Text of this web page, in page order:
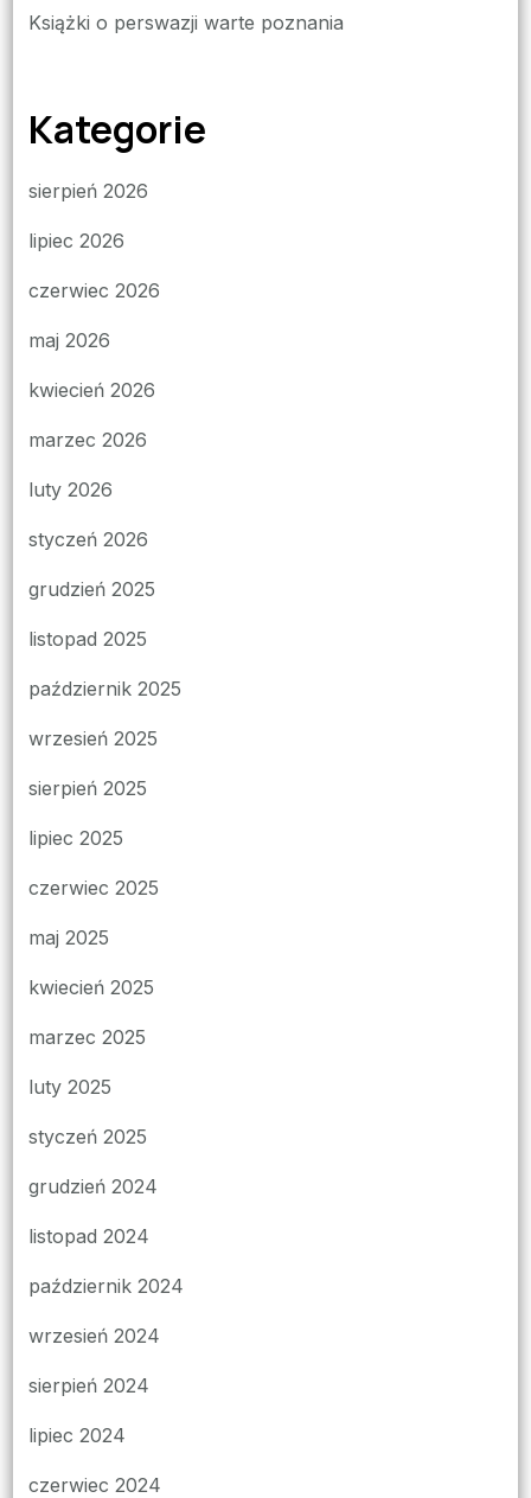
Książki o perswazji warte poznania
Kategorie
sierpień 2026
lipiec 2026
czerwiec 2026
maj 2026
kwiecień 2026
marzec 2026
luty 2026
styczeń 2026
grudzień 2025
listopad 2025
październik 2025
wrzesień 2025
sierpień 2025
lipiec 2025
czerwiec 2025
maj 2025
kwiecień 2025
marzec 2025
luty 2025
styczeń 2025
grudzień 2024
listopad 2024
październik 2024
wrzesień 2024
sierpień 2024
lipiec 2024
czerwiec 2024